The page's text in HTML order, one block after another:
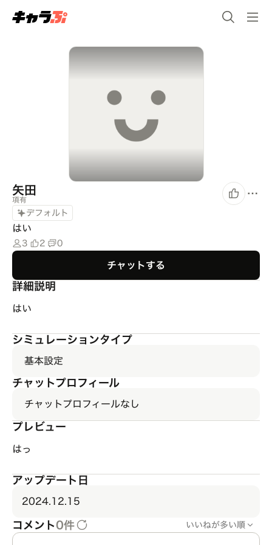
矢田
項有
デフォルト
はい
3 2 0
チャットする
詳細説明
はい
シミュレーションタイプ
基本設定
チャットプロフィール
チャットプロフィールなし
プレビュー
はっ
アップデート日
2024.12.15
コメント0件 いいねが多い順